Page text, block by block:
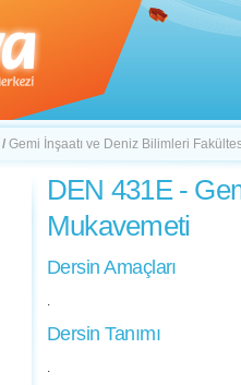
/ Gemi İnşaatı ve Deniz Bilimleri
DEN 431E -
Mukavemeti
Dersin Amaçları
.
Dersin Tanımı
.